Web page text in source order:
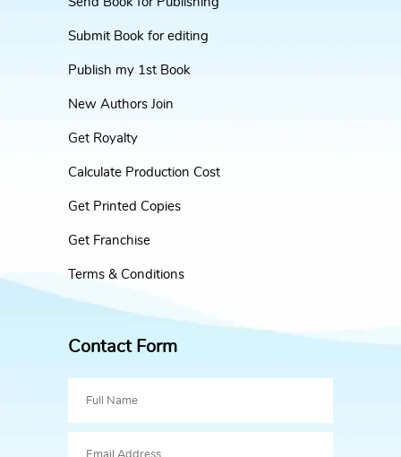
Submit Book for editing
Publish my 1st Book
New Authors Join
Get Royalty
Calculate Production Cost
Get Printed Copies
Get Franchise
Terms & Conditions
Contact Form